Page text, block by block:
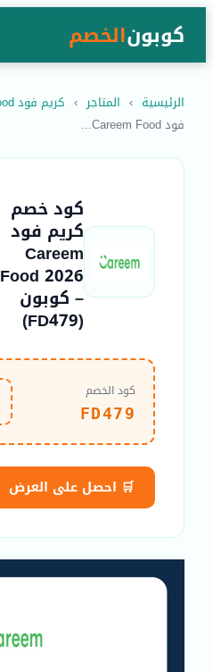
كوبونالخصم
الرئيسية › المتاجر › كريم فود Careem Food
فود Careem Food...
كود خصم
كريم فود
Careem
Food 2026
– كوبون
(FD479)
كود الخصم
FD479
🛒 احصل على العرض